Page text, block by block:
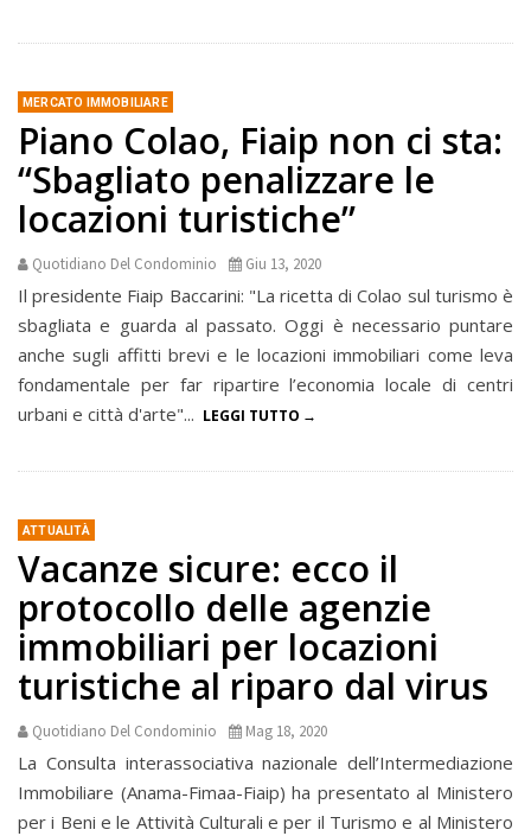
MERCATO IMMOBILIARE
Piano Colao, Fiaip non ci sta:
“Sbagliato penalizzare le
locazioni turistiche”
Quotidiano Del Condominio Giu 13, 2020
Il presidente Fiaip Baccarini: "La ricetta di Colao sul turismo è
sbagliata e guarda al passato. Oggi è necessario puntare
anche sugli affitti brevi e le locazioni immobiliari come leva
fondamentale per far ripartire l’economia locale di centri
urbani e città d'arte"... LEGGI TUTTO
ATTUALITÀ
Vacanze sicure: ecco il
protocollo delle agenzie
immobiliari per locazioni
turistiche al riparo dal virus
Quotidiano Del Condominio Mag 18, 2020
La Consulta interassociativa nazionale dell’Intermediazione
Immobiliare (Anama-Fimaa-Fiaip) ha presentato al Ministero
per i Beni e le Attività Culturali e per il Turismo e al Ministero